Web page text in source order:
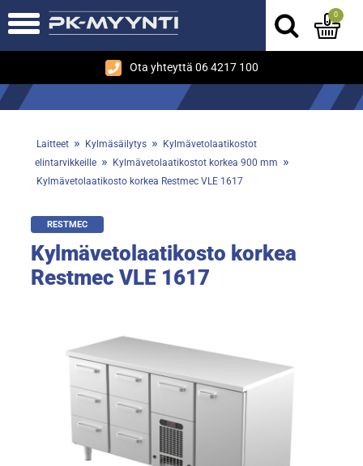
Ota yhteyttä 06 4217 100
0
Laitteet » Kylmäsäilytys »
Kylmävetolaatikostot
elintarvikkeille » Kylmävetolaatikostot korkea 900 mm »
Kylmävetolaatikosto korkea Restmec VLE 1617
RESTMEC
Kylmävetolaatikosto korkea
Restmec VLE 1617